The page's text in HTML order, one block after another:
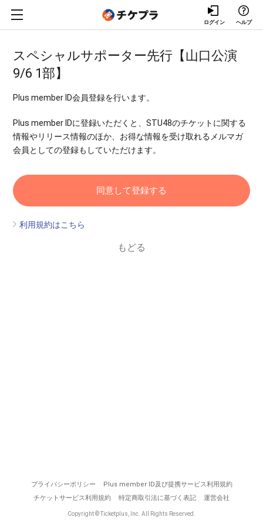
ログイン ヘルプ
スペシャルサポーター先行【山口公演
9/6 1部】
Plus member ID会員登録を行います。
Plus member IDに登録いただくと、STU48のチケットに関する
情報やリリース情報のほか、お得な情報を受け取れるメルマガ
会員としての登録もしていただけます。
利用規約はこちら
もどる
プライバシーポリシー
Plus member ID及び提携サービス利用規約
チケットサービス利用規約
特定商取引法に基づく表記 運営会社
Copyright © Ticketplus, Inc. All Rights Reserved.